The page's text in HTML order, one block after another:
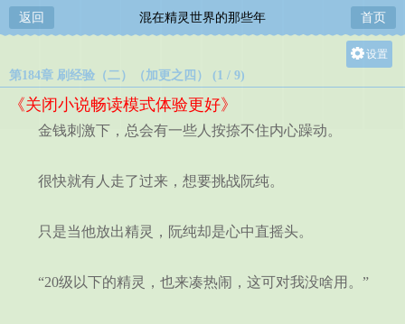
返回 混在精灵世界的那些年 首页
设置
第184章 刷经验（二）（加更之四） (1 / 9)
《关闭小说畅读模式体验更好》
金钱刺激下，总会有一些人按捺不住内心躁动。
很快就有人走了过来，想要挑战阮纯。
只是当他放出精灵，阮纯却是心中直摇头。
“20级以下的精灵，也来凑热闹，这可对我没啥用。”